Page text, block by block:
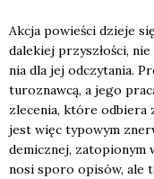
Akcja powie­ści dzie­je
da­le­kiej przy­szło­ści,
nia dla jej odczy­ta­nia.
tu­ro­znaw­cą, a jego
zle­ce­nia, któ­re odbie­ra
jest więc typo­wym
de­micz­nej, zato­pio­nym
no­si spo­ro opi­sów,